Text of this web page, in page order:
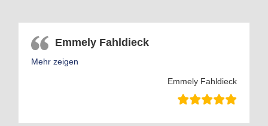
Emmely Fahldieck
Mehr zeigen
Emmely Fahldieck